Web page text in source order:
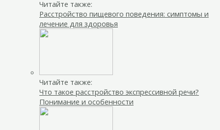
Читайте также:
Расстройство пищевого поведения: симптомы и
лечение для здоровья
Читайте также:
Что такое расстройство экспрессивной речи?
Понимание и особенности